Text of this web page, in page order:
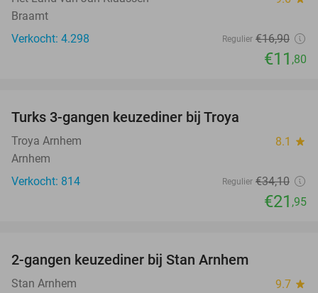
Braamt
Verkocht: 4.298
Regulier €16,90
€11 ,80
Turks 3-gangen keuzediner bij Troya
Troya Arnhem 8.1 star
Arnhem
Verkocht: 814
Regulier €34,10
€21 ,95
2-gangen keuzediner bij Stan Arnhem
Stan Arnhem 9.7 star